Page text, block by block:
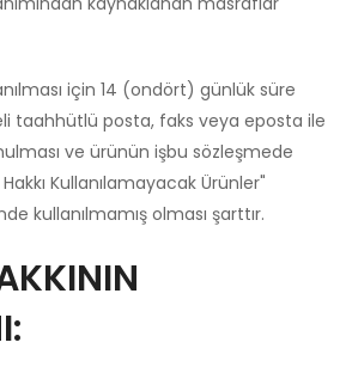
için 14 (ondört) günlük süre
taahhütlü posta, faks veya eposta ile
ve ürünün işbu sözleşmede
Kullanılamayacak Ürünler"
kullanılmamış olması şarttır.